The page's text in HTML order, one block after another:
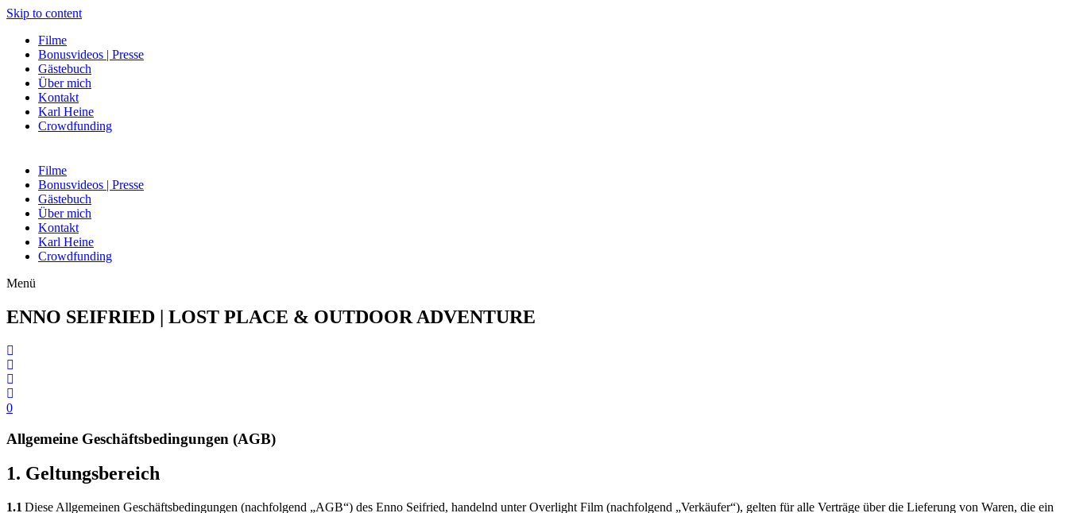
Skip to content
Filme
Bonusvideos | Presse
Gästebuch
Über mich
Kontakt
Karl Heine
Crowdfunding
Filme
Bonusvideos | Presse
Gästebuch
Über mich
Kontakt
Karl Heine
Crowdfunding
Menü
ENNO SEIFRIED | LOST PLACE & OUTDOOR ADVENTURE
0
Allgemeine Geschäfts­bedingungen (AGB)
1. Geltungs­bereich
1.1 Diese Allgemeinen Geschäftsbedingungen (nachfolgend „AGB“) des Enno Seifried, handelnd unter Overlight Film (nachfolgend „Verkäufer“), gelten für alle Verträge über die Lieferung von Waren, die ein